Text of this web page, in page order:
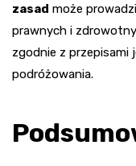
zasad może
prawnych i
zgodnie z przepisami
podróżowania.